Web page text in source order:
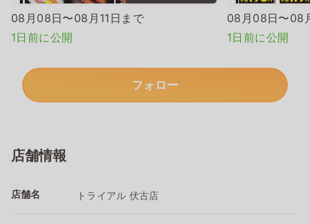
08月08日〜08月11日まで
1日前に公開
08月08日〜08
1日前に公開
フォロー
店舗情報
店舗名 トライアル 伏古店